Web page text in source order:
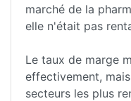
marché de la
elle n'était pas
Le taux de marge
effectivement,
secteurs les plus